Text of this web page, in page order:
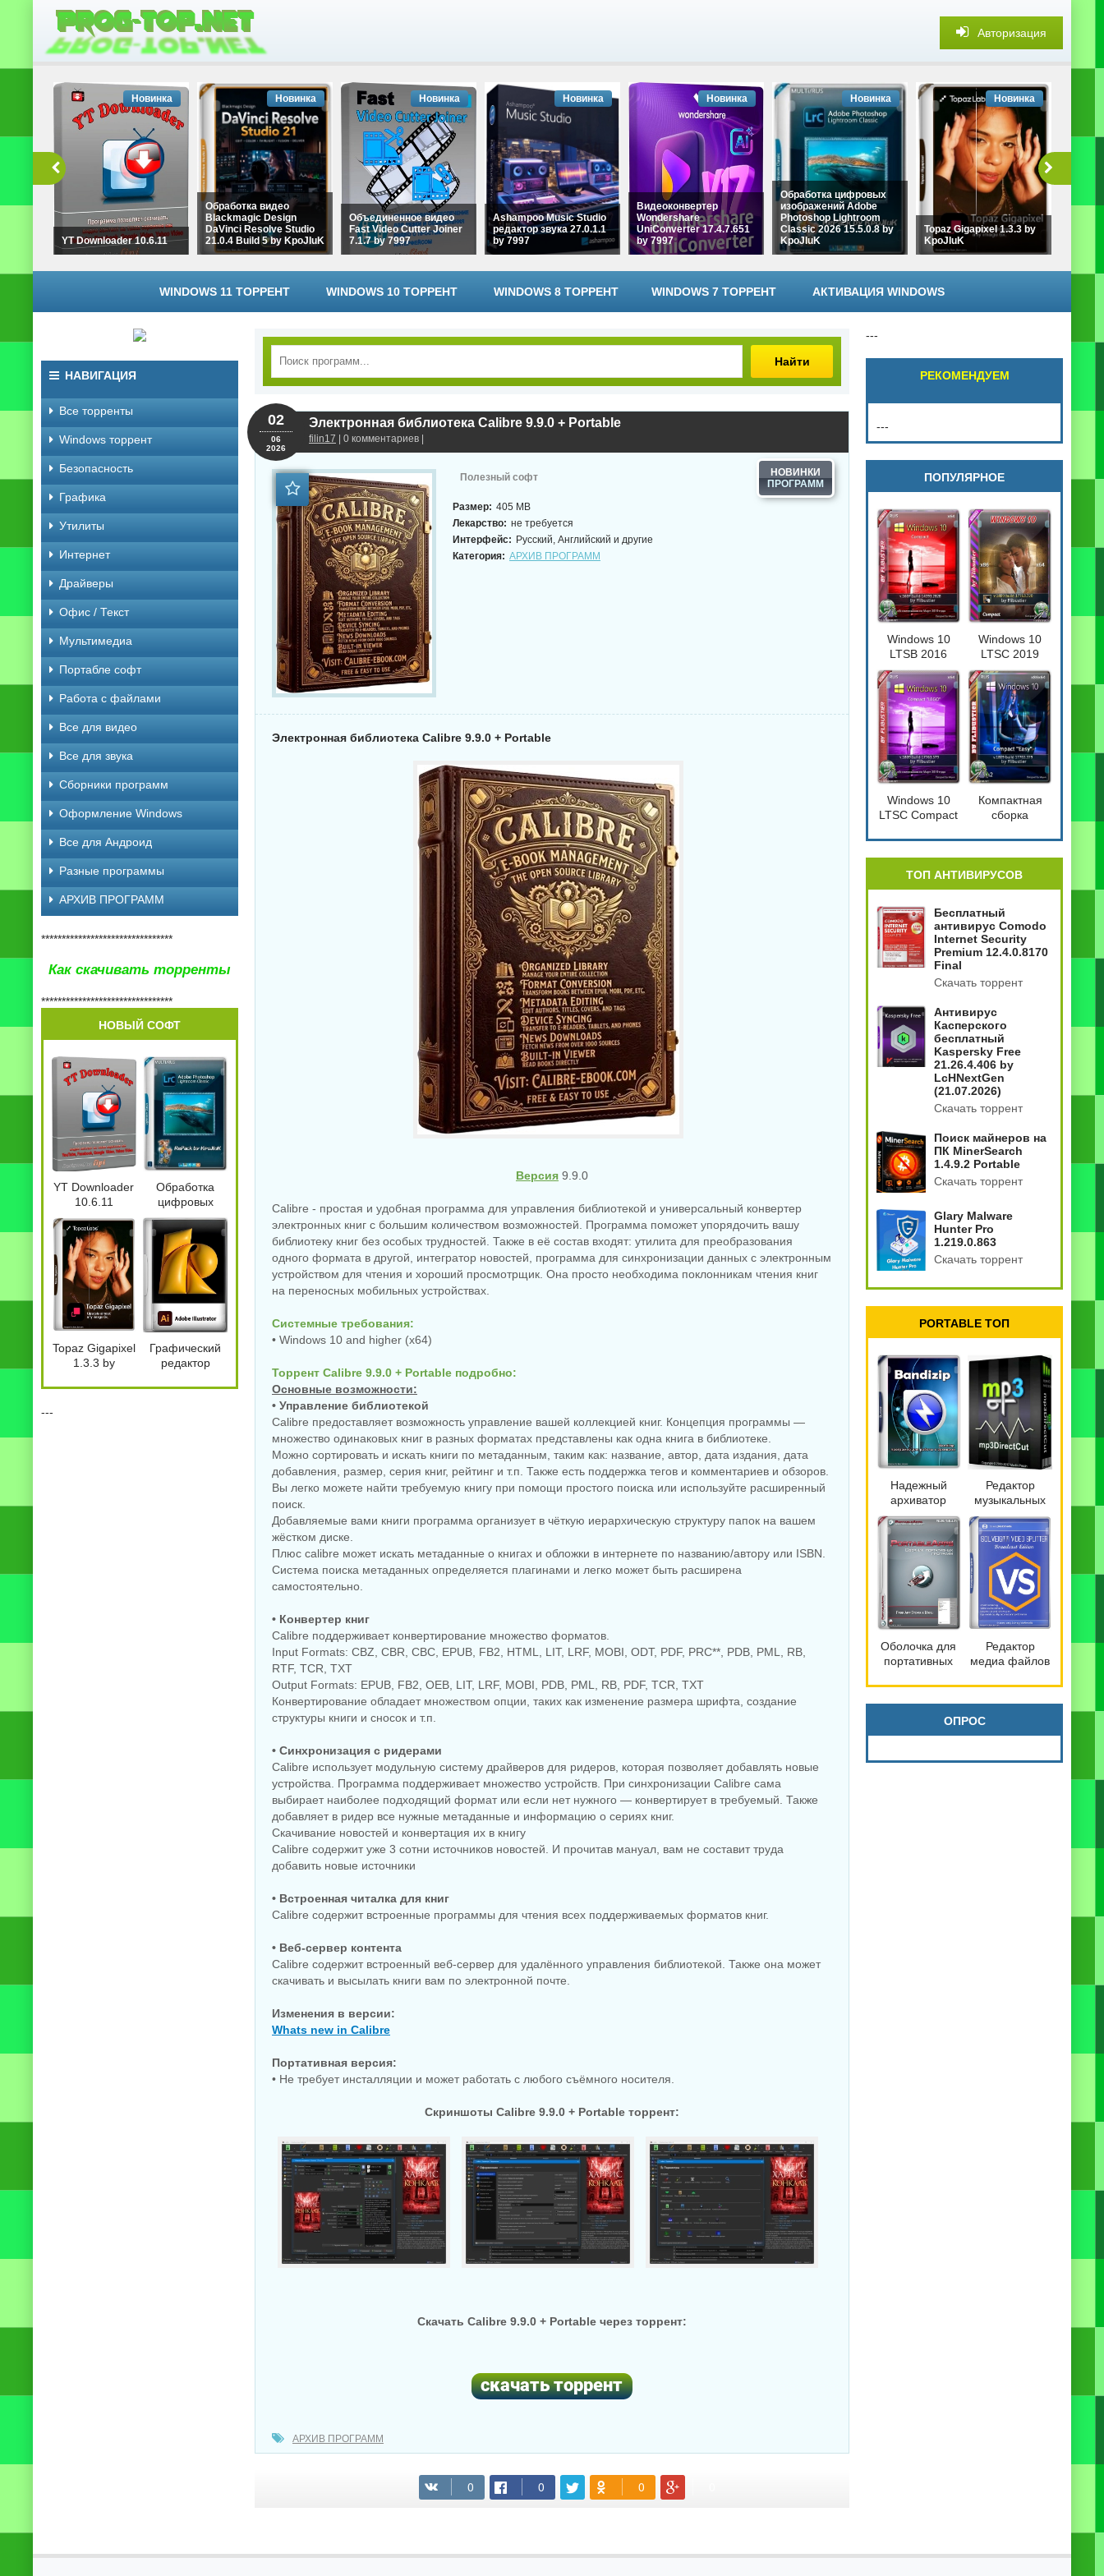
Авторизация
YT Downloader 10.6.11
Новинка
Обработка видео
Blackmagic Design
DaVinci Resolve Studio
21.0.4 Build 5 by KpoJIuK
Новинка
Объединенное видео
Fast Video Cutter Joiner
7.1.7 by 7997
Новинка
Ashampoo Music Studio
редактор звука 27.0.1.1
by 7997
Новинка
Видеоконвертер
Wondershare
UniConverter 17.4.7.651
by 7997
Новинка
Обработка цифровых
изображений Adobe
Photoshop Lightroom
Classic 2026 15.5.0.8 by
KpoJIuK
Новинка
Topaz Gigapixel 1.3.3 by
KpoJIuK
Новинка
WINDOWS 11 ТОРРЕНТ WINDOWS 10 ТОРРЕНТ WINDOWS 8 ТОРРЕНТ WINDOWS 7 ТОРРЕНТ АКТИВАЦИЯ WINDOWS
Найти
Электронная библиотека Calibre 9.9.0 + Portable
filin17 | 0 комментариев |
02
06
2026
Полезный софт НОВИНКИ
Размер: 405 MB
Лекарство: не требуется
Интерфейс: Русский, Английский и другие
Категория: АРХИВ ПРОГРАММ
Электронная библиотека Calibre 9.9.0 + Portable
Версия 9.9.0
Calibre - простая и удобная программа для управления библиотекой и универсальный конвертер
электронных книг с большим количеством возможностей. Программа поможет упорядочить вашу
библиотеку книг без особых трудностей. Также в её состав входят: утилита для преобразования
одного формата в другой, интегратор новостей, программа для синхронизации данных с электронным
устройством для чтения и хороший просмотрщик. Она просто необходима поклонникам чтения книг
на переносных мобильных устройствах.
Системные требования:
• Windows 10 and higher (x64)
Торрент Calibre 9.9.0 + Portable подробно:
Основные возможности:
• Управление библиотекой
Calibre предоставляет возможность управление вашей коллекцией книг. Концепция программы —
множество одинаковых книг в разных форматах представлены как одна книга в библиотеке.
Можно сортировать и искать книги по метаданным, таким как: название, автор, дата издания, дата
добавления, размер, серия книг, рейтинг и т.п. Также есть поддержка тегов и комментариев и обзоров.
Вы легко можете найти требуемую книгу при помощи простого поиска или используйте расширенный
поиск.
Добавляемые вами книги программа организует в чёткую иерархическую структуру папок на вашем
жёстком диске.
Плюс calibre может искать метаданные о книгах и обложки в интернете по названию/автору или ISBN.
Система поиска метаданных определяется плагинами и легко может быть расширена
самостоятельно.
• Конвертер книг
Calibre поддерживает конвертирование множество форматов.
Input Formats: CBZ, CBR, CBC, EPUB, FB2, HTML, LIT, LRF, MOBI, ODT, PDF, PRC**, PDB, PML, RB,
RTF, TCR, TXT
Output Formats: EPUB, FB2, OEB, LIT, LRF, MOBI, PDB, PML, RB, PDF, TCR, TXT
Конвертирование обладает множеством опции, таких как изменение размера шрифта, создание
структуры книги и сносок и т.п.
• Синхронизация с ридерами
Calibre использует модульную систему драйверов для ридеров, которая позволяет добавлять новые
устройства. Программа поддерживает множество устройств. При синхронизации Calibre сама
выбирает наиболее подходящий формат или если нет нужного — конвертирует в требуемый. Также
добавляет в ридер все нужные метаданные и информацию о сериях книг.
Скачивание новостей и конвертация их в книгу
Calibre содержит уже 3 сотни источников новостей. И прочитав мануал, вам не составит труда
добавить новые источники
• Встроенная читалка для книг
Calibre содержит встроенные программы для чтения всех поддерживаемых форматов книг.
• Веб-сервер контента
Calibre содержит встроенный веб-сервер для удалённого управления библиотекой. Также она может
скачивать и высылать книги вам по электронной почте.
Изменения в версии:
Whats new in Calibre
Портативная версия:
• Не требует инсталляции и может работать с любого съёмного носителя.
Скриншоты Calibre 9.9.0 + Portable торрент:
Скачать Calibre 9.9.0 + Portable через торрент:
(cкачиваний: 70)
АРХИВ ПРОГРАММ
НАВИГАЦИЯ
Все торренты
Windows торрент
Безопасность
Графика
Утилиты
Интернет
Драйверы
Офис / Текст
Мультимедиа
Портабле софт
Работа с файлами
Все для видео
Все для звука
Сборники программ
Оформление Windows
Все для Андроид
Разные программы
АРХИВ ПРОГРАММ
********************************
Как скачивать торренты
********************************
НОВЫЙ СОФТ
YT Downloader
10.6.11
Обработка
цифровых
изображений
Adobe
Photoshop
Lightroom
Classic 2026
15.5.0.8 by
KpoJIuK
Topaz Gigapixel
1.3.3 by
Графический
редактор
Illustrator 2026
---
---
РЕКОМЕНДУЕМ
---
ПОПУЛЯРНОЕ
Windows 10
LTSB 2016
Compact
Windows 10
LTSC 2019
Compact
[17763.720] 32-
64бит
Windows 10
LTSC Compact
Компактная
сборка
1809 Compact
4in2
[17763.379]
ТОП АНТИВИРУСОВ
Бесплатный
антивирус Comodo
Internet Security
Premium 12.4.0.8170
Final
Скачать торрент
Антивирус
Касперского
бесплатный
Kaspersky Free
21.26.4.406 by
LcHNextGen
(21.07.2026)
Скачать торрент
Поиск майнеров на
ПК MinerSearch
1.4.9.2 Portable
Скачать торрент
Glary Malware
Hunter Pro
1.219.0.863
Скачать торрент
PORTABLE ТОП
Надежный
архиватор
файлов
Bandizip 7.42
Pro by
Dodakaedr
Редактор
музыкальных
файлов
mp3DirectCut
2.40
Оболочка для
портативных
PortableApps.com
Platform 30.3
Редактор
медиа файлов
Video Splitter
9.0.2603.20
Broadcast
Edition
ОПРОС